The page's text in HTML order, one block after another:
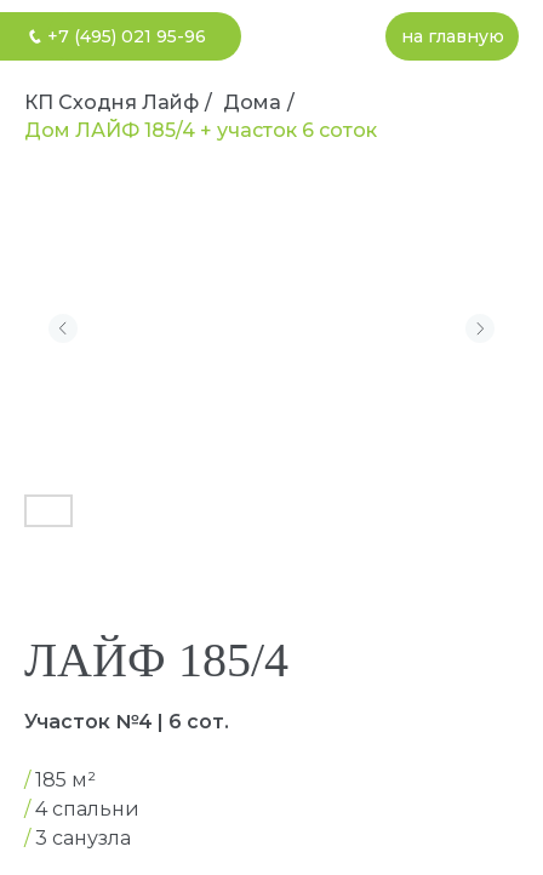
+7 (495) 021 95-96 на главную
КП Сходня Лайф / Дома /
Дом ЛАЙФ 185/4 + участок 6 соток
ЛАЙФ 185/4
Участок №4 | 6 сот.
/ 185 м²
/ 4 спальни
/ 3 санузла